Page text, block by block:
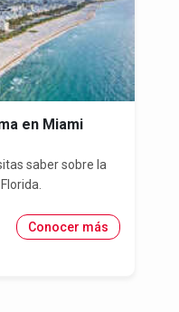
en Miami
saber sobre la
Conocer más